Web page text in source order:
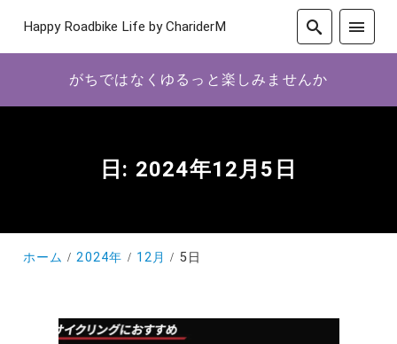
Happy Roadbike Life by ChariderM
がちではなくゆるっと楽しみませんか
日: 2024年12月5日
ホーム 2024年 12月 5日